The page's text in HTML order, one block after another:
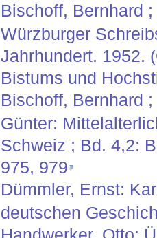
Bischoff, Bernhard
Würzburger
Jahrhundert. 1952.
Bistums und
Bischoff, Bernhard
Günter:
Schweiz ; Bd. 4,2:
975, 979
Dümmler, Ernst:
deutschen